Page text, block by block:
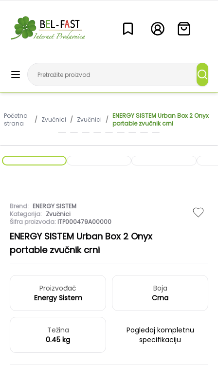
Početna
strana
/ Zvučnici / Zvučnici / ENERGY SISTEM Urban Box 2 Onyx
portable zvučnik crni
Brend: ENERGY SISTEM
Kategorija: Zvučnici
Šifra proizvoda: ITP000479A00000
ENERGY SISTEM Urban Box 2 Onyx
portable zvučnik crni
Proizvođač
Energy Sistem
Boja
Crna
Težina
0.45 kg
Pogledaj kompletnu
specifikaciju